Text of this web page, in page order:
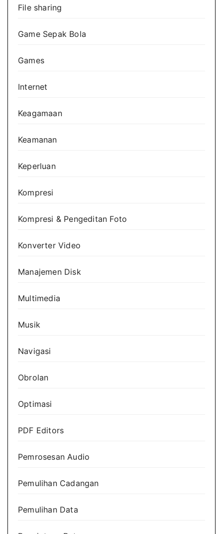
File sharing
Game Sepak Bola
Games
Internet
Keagamaan
Keamanan
Keperluan
Kompresi
Kompresi & Pengeditan Foto
Konverter Video
Manajemen Disk
Multimedia
Musik
Navigasi
Obrolan
Optimasi
PDF Editors
Pemrosesan Audio
Pemulihan Cadangan
Pemulihan Data